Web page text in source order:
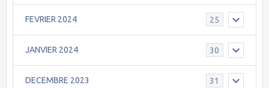
FEVRIER 2024 25
JANVIER 2024 30
DECEMBRE 2023 31